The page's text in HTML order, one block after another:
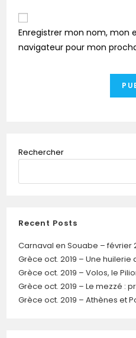
Enregistrer mon nom, mon
navigateur pour mon
Rechercher
Recent Posts
Carnaval en Souabe – février
Grèce oct. 2019 – Une huilerie
Grèce oct. 2019 – Volos, le
Grèce oct. 2019 – Le mezzé :
Grèce oct. 2019 – Athènes et